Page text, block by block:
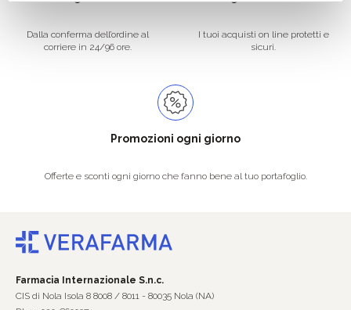
Dalla conferma dell’ordine al
corriere in 24/96 ore.
I tuoi acquisti on line protetti e
sicuri.
Promozioni ogni giorno
Offerte e sconti ogni giorno che fanno bene al tuo portafoglio.
Farmacia Internazionale S.n.c.
CIS di Nola Isola 8 8008 / 8011 - 80035 Nola (NA)